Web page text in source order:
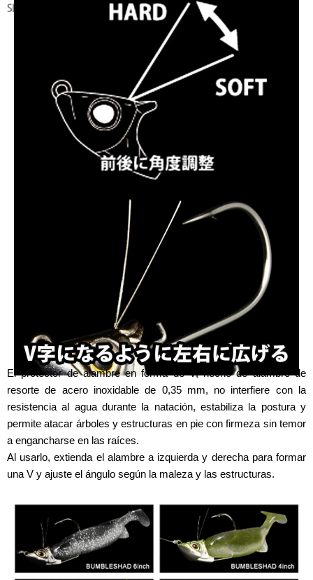
SPRING WIRE V-SHAPE WEED GUARD
El protector de alambre en forma de V, hecho de alambre de
resorte de acero inoxidable de 0,35 mm, no interfiere con la
resistencia al agua durante la natación, estabiliza la postura y
permite atacar árboles y estructuras en pie con firmeza sin temor
a engancharse en las raíces.
Al usarlo, extienda el alambre a izquierda y derecha para formar
una V y ajuste el ángulo según la maleza y las estructuras.
MATCHED RIG